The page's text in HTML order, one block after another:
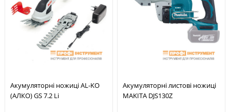
Акумуляторні ножиці AL-KO
(АЛКО) GS 7.2 Li
Акумуляторні листові ножиці
MAKITA DJS130Z